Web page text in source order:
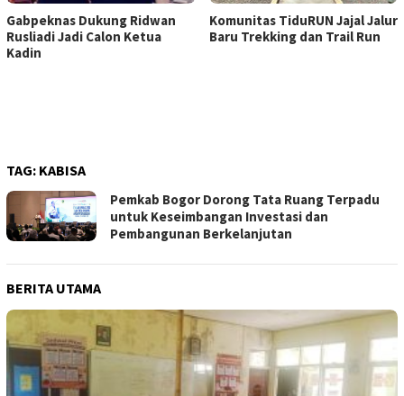
Gabpeknas Dukung Ridwan
Rusliadi Jadi Calon Ketua
Kadin
Komunitas TiduRUN Jajal Jalur
Baru Trekking dan Trail Run
TAG: KABISA
Pemkab Bogor Dorong Tata Ruang Terpadu
untuk Keseimbangan Investasi dan
Pembangunan Berkelanjutan
BERITA UTAMA